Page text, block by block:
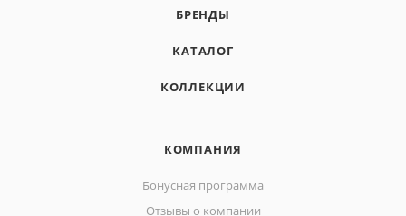
БРЕНДЫ
КАТАЛОГ
КОЛЛЕКЦИИ
КОМПАНИЯ
Бонусная программа
Отзывы о компании